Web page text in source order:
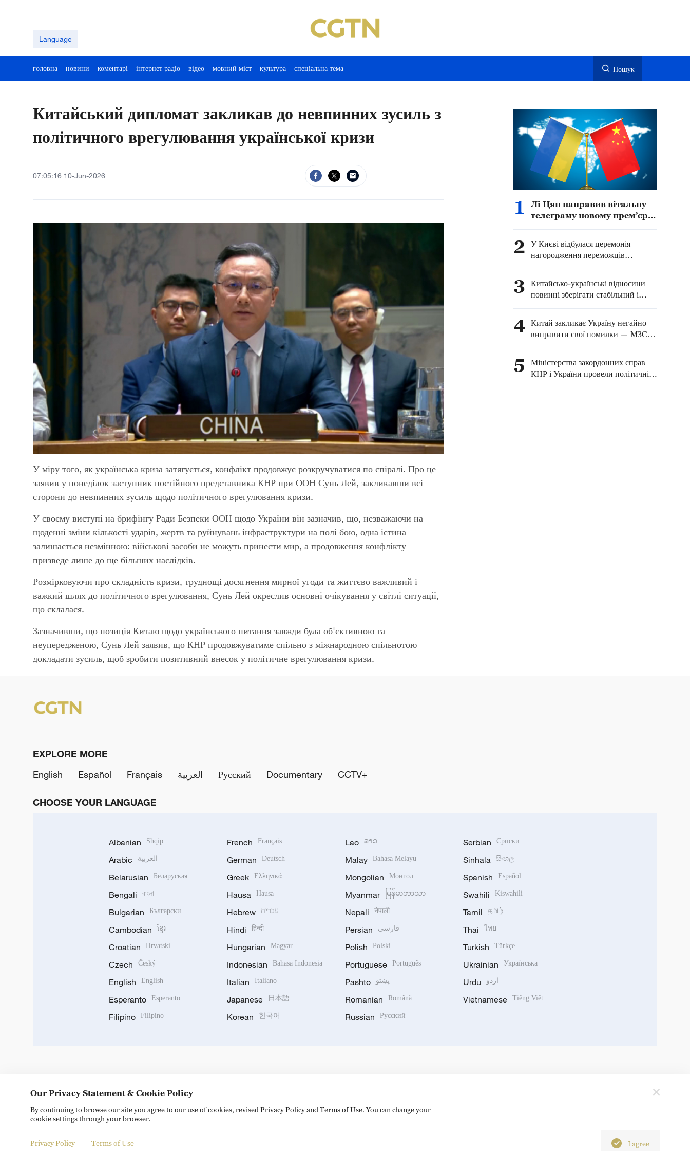
Language
головна новини коментарі інтернет радіо відео мовний міст культура спеціальна тема Пошук
Китайський дипломат закликав до невпинних зусиль з
політичного врегулювання української кризи
07:05:16 10-Jun-2026
У міру того, як українська криза затягується, конфлікт продовжує розкручуватися по спіралі. Про це
заявив у понеділок заступник постійного представника КНР при ООН Сунь Лей, закликавши всі
сторони до невпинних зусиль щодо політичного врегулювання кризи.
У своєму виступі на брифінгу Ради Безпеки ООН щодо України він зазначив, що, незважаючи на
щоденні зміни кількості ударів, жертв та руйнувань інфраструктури на полі бою, одна істина
залишається незмінною: військові засоби не можуть принести мир, а продовження конфлікту
призведе лише до ще більших наслідків.
Розмірковуючи про складність кризи, труднощі досягнення мирної угоди та життєво важливий і
важкий шлях до політичного врегулювання, Сунь Лей окреслив основні очікування у світлі ситуації,
що склалася.
Зазначивши, що позиція Китаю щодо українського питання завжди була об'єктивною та
неупередженою, Сунь Лей заявив, що КНР продовжуватиме спільно з міжнародною спільнотою
докладати зусиль, щоб зробити позитивний внесок у політичне врегулювання кризи.
1
Лі Цян направив вітальну
телеграму новому прем’єр-
2 У Києві відбулася церемонія
нагородження переможців
конкурсу з перекладу з китайської
навчальних закладів
3 Китайсько-українські відносини
повинні зберігати стабільний і
здоровий розвиток — глава МЗС
4 Китай закликає Україну негайно
виправити свої помилки — МЗС
КНР
5
Міністерства закордонних справ
КНР і України провели політичні
EXPLORE MORE
English
Español Français العربية Русский Documentary CCTV+
CHOOSE YOUR LANGUAGE
Albanian Shqip
Arabic العربية
Belarusian Беларуская
Bengali বাংলা
Bulgarian Български
Cambodian ខ្មែរ
Croatian Hrvatski
Czech Český
English English
Esperanto Esperanto
Filipino Filipino
French Français
German Deutsch
Greek Ελληνικά
Hausa Hausa
Hebrew עברית
Hindi हिन्दी
Hungarian Magyar
Indonesian Bahasa Indonesia
Italian Italiano
Japanese 日本語
Korean 한국어
Lao ລາວ
Malay Bahasa Melayu
Mongolian Монгол
Myanmar မြန်မာဘာသာ
Nepali नेपाली
Persian فارسی
Polish Polski
Portuguese Português
Pashto پښتو
Romanian Română
Russian Русский
Serbian Српски
Sinhala සිංහල
Spanish Español
Swahili Kiswahili
Tamil தமிழ்
Thai ไทย
Turkish Türkçe
Ukrainian Українська
Urdu اردو
Vietnamese Tiếng Việt
Copyright © 2024 CGTN. 京ICP备20000184号
Our Privacy Statement & Cookie Policy
By continuing to browse our site you agree to our use of cookies, revised Privacy Policy and Terms of Use. You can change your
cookie settings through your browser.
Privacy Policy Terms of Use I agree